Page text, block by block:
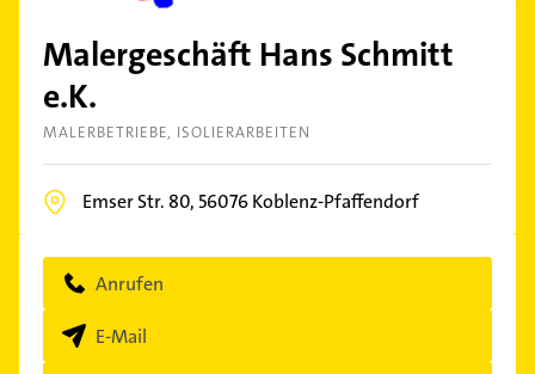
Malergeschäft Hans Schmitt
e.K.
MALERBETRIEBE ISOLIERARBEITEN
Emser Str. 80, 56076Koblenz-Pfaffendorf
Anrufen
E-Mail